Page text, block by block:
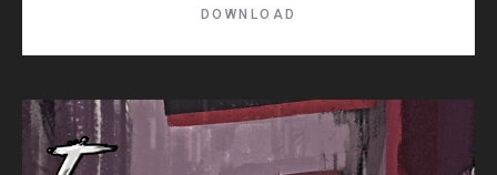
DOWNLOAD